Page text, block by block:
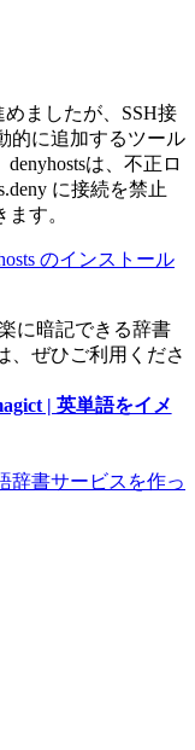
めましたが、SSH接
的に追加するツール
denyhostsは、不正ロ
に接続を禁止
す。
のインストール
に暗記できる辞書
、ぜひご利用くださ
| 英単語をイメ
辞書サービスを作っ